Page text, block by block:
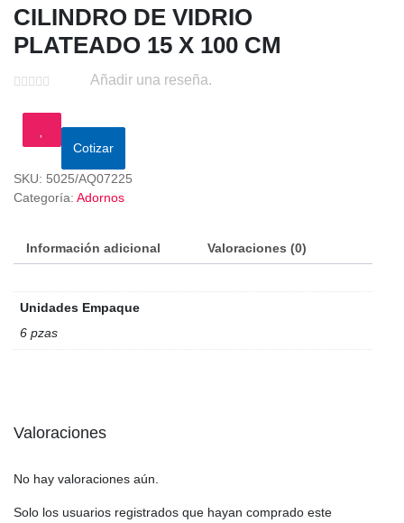
CILINDRO DE VIDRIO
PLATEADO 15 X 100 CM
Añadir una reseña.
Cotizar
SKU: 5025/AQ07225
Categoría: Adornos
Información adicional Valoraciones (0)
Unidades Empaque
6 pzas
Valoraciones
No hay valoraciones aún.
Solo los usuarios registrados que hayan comprado este